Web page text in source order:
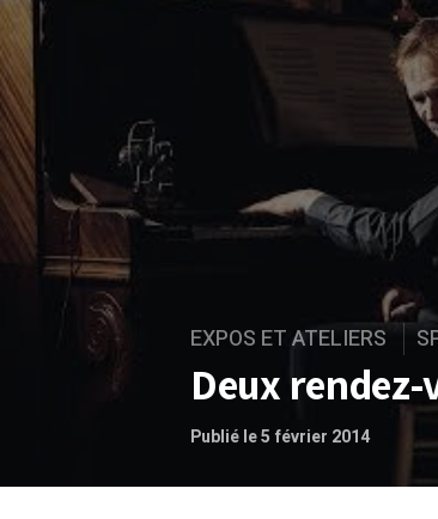
EXPOS ET ATELIERS
Deux
Publié le 5 février 2014